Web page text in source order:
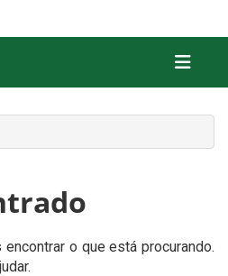
o que está procurando.